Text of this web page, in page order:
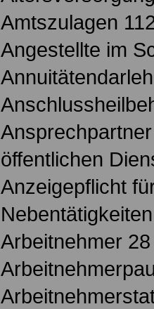
Amtszulagen
Angestellte im
öffentlichen
Anzeigepflicht
Arbeitnehmer 28